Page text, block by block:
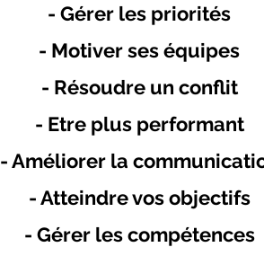
- Gérer les priorités
- Motiver ses équipes
- Résoudre un conflit
- Etre plus performant
- Améliorer la
- Atteindre vos objectifs
- Gérer les compétences